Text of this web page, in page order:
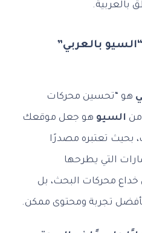
بالعربية.
بالعربي”
هو “تحسين محركات
السيو هو جعل موقعك
بحيث تعتبره مصدرًا
التي يطرحها
محركات البحث، بل
تجربة ومحتوى ممكن.